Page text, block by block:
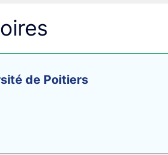
de Poitiers